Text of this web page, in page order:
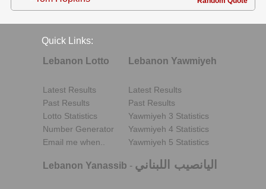
Quick Links:
Lebanon Lotto
Latest Results
Past Results
Lotto Statistics
Number Generator
Email me when..
Lebanon Yawmiyeh
Latest Results
Past Results
Yawmiyeh 3 Statistics
Yawmiyeh 4 Statistics
Yawmiyeh 5 Statistics
Lebanon Yanassib - اليانصيب اللبناني